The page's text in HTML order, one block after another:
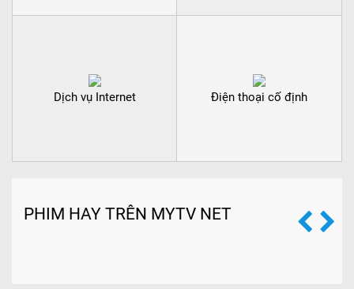
Dịch vụ Internet Điện thoại cố định
PHIM HAY TRÊN MYTV NET